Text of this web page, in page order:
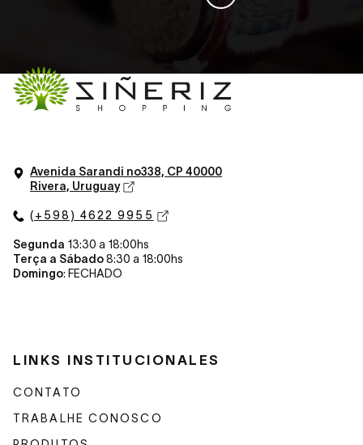
Avenida Sarandi no338, CP 40000
Rivera, Uruguay
(+598) 4622 9955
Segunda 13:30 a 18:00hs
Terça a Sábado8:30 a 18:00hs
Domingo: FECHADO
LINKS INSTITUCIONALES
CONTATO
TRABALHE CONOSCO